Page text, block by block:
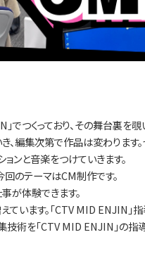
でつくっており、その舞台裏
編集次第で作品は変わります。
ンと音楽をつけていきます。
回のテーマはCM制作です。
が体験できます。
ています。「CTV MID ENJIN
技術を「CTV MID ENJIN」の